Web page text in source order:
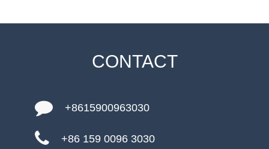
CONTACT
+8615900963030
+86 159 0096 3030